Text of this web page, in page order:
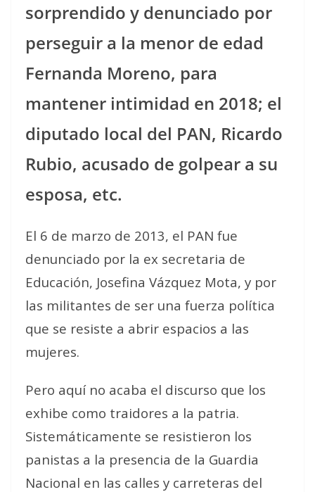
sorprendido y denunciado por
perseguir a la menor de edad
Fernanda Moreno, para
mantener intimidad en 2018; el
diputado local del PAN, Ricardo
Rubio, acusado de golpear a su
esposa, etc.
El 6 de marzo de 2013, el PAN fue
denunciado por la ex secretaria de
Educación, Josefina Vázquez Mota, y por
las militantes de ser una fuerza política
que se resiste a abrir espacios a las
mujeres.
Pero aquí no acaba el discurso que los
exhibe como traidores a la patria.
Sistemáticamente se resistieron los
panistas a la presencia de la Guardia
Nacional en las calles y carreteras del